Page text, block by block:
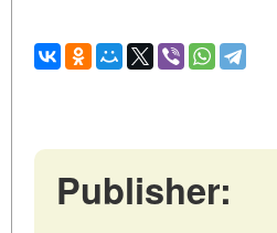
Publisher: